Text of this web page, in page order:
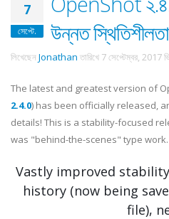
7
সেপ্টে.
উন্নত
লিখেছেন Jonathan তারিখে 7 সেপ্টেম্বর, 2017
The latest and greatest version of
2.4.0) has been officially released,
details! This is a stability-focused
was "behind-the-scenes" type work.
Vastly improved
history (now being
file),